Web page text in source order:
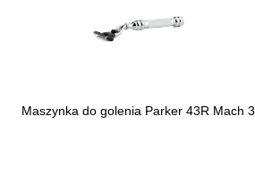
Maszynka do golenia Parker 43R Mach 3